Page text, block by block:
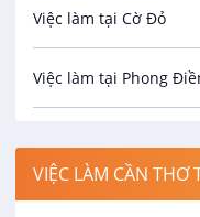
Công nghệ sinh học
Công nghệ thực phẩm
Điện / Điện tử / Điện
Hàng hải / Hàng không
Việc làm tại Cờ Đỏ
Việc làm tại Phong
Việc làm tại Cái Khế
VIỆC LÀM CẦN THƠ